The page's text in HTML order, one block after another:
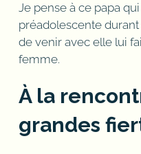
Je pense à ce papa
préadolescente
de venir avec elle lui
femme.
À la
grandes